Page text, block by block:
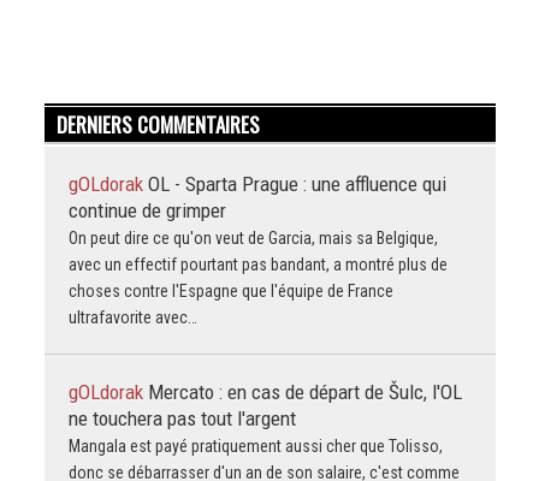
DERNIERS COMMENTAIRES
gOLdorak OL - Sparta Prague : une affluence qui
continue de grimper
On peut dire ce qu'on veut de Garcia, mais sa Belgique,
avec un effectif pourtant pas bandant, a montré plus de
choses contre l'Espagne que l'équipe de France
ultrafavorite avec…
gOLdorak Mercato : en cas de départ de Šulc, l'OL
ne touchera pas tout l'argent
Mangala est payé pratiquement aussi cher que Tolisso,
donc se débarrasser d'un an de son salaire, c'est comme